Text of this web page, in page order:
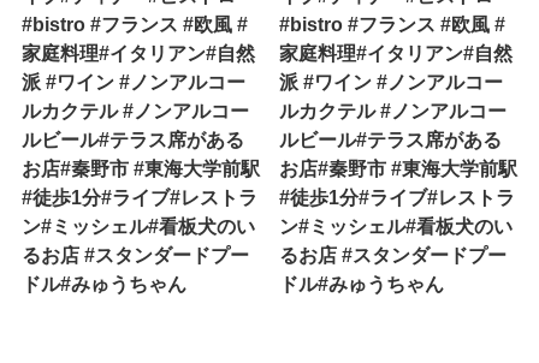
#bistro #フランス #欧風 #
家庭料理#イタリアン#自然
派 #ワイン #ノンアルコー
ルカクテル #ノンアルコー
ルビール#テラス席がある
お店#秦野市 #東海大学前駅
#徒歩1分#ライブ#レストラ
ン#ミッシェル#看板犬のい
るお店 #スタンダードプー
ドル#みゅうちゃん
#bistro #フランス #欧風 #
家庭料理#イタリアン#自然
派 #ワイン #ノンアルコー
ルカクテル #ノンアルコー
ルビール#テラス席がある
お店#秦野市 #東海大学前駅
#徒歩1分#ライブ#レストラ
ン#ミッシェル#看板犬のい
るお店 #スタンダードプー
ドル#みゅうちゃん